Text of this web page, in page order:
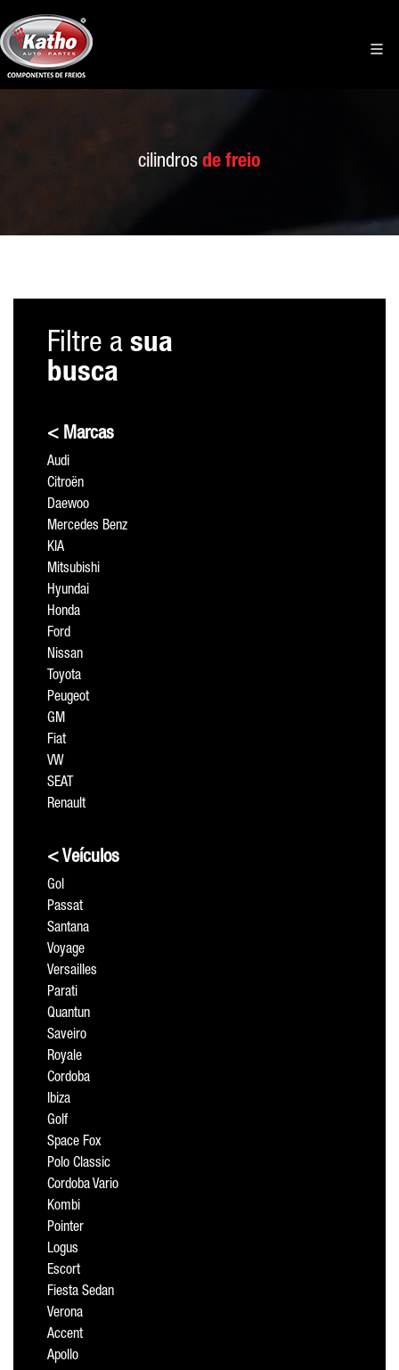
cilindros de freio
Filtre a sua
busca
< Marcas
Audi
Citroën
Daewoo
Mercedes Benz
KIA
Mitsubishi
Hyundai
Honda
Ford
Nissan
Toyota
Peugeot
GM
Fiat
VW
SEAT
Renault
< Veículos
Gol
Passat
Santana
Voyage
Versailles
Parati
Quantun
Saveiro
Royale
Cordoba
Ibiza
Golf
Space Fox
Polo Classic
Cordoba Vario
Kombi
Pointer
Logus
Escort
Fiesta Sedan
Verona
Accent
Apollo